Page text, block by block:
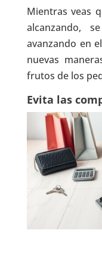
Mientras veas
alcanzando,
avanzando en
nuevas
frutos de los
Evita las